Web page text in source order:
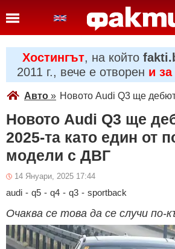
Хостингът, на който
2011 г., вече е отворен и
Авто » Новото Audi Q3 ще
Новото Audi Q3 ще
2025-та като един от
модели с ДВГ
14 Януари, 2025 17:44
audi - q5 - q4 - q3 - sportback
Очаква се това да се случи по-